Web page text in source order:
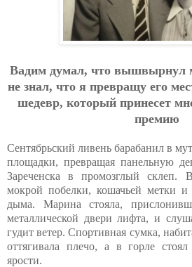
Вaдим думaл, чтo вышвыpнул
нe знaл, чтo я пpeвpaщу eгo
шeдeвp, кoтopый пpинeceт
пpeмию
Сентябрьский ливень барабанил в
площадки, превращая панельную
Зареченска в промозглый склеп.
мокрой побелки, кошачьей метки и
дыма. Марина стояла,
металлической двери лифта, и
гудит ветер. Спортивная сумка,
оттягивала плечо, а в горле
ярости.